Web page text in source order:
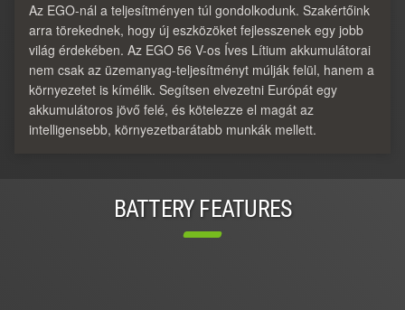
Az EGO-nál a teljesítményen túl gondolkodunk. Szakértőink
arra törekednek, hogy új eszközöket fejlesszenek egy jobb
világ érdekében. Az EGO 56 V-os Íves Lítium akkumulátorai
nem csak az üzemanyag-teljesítményt múlják felül, hanem a
környezetet is kímélik. Segítsen elvezetni Európát egy
akkumulátoros jövő felé, és kötelezze el magát az
intelligensebb, környezetbarátabb munkák mellett.
BATTERY FEATURES